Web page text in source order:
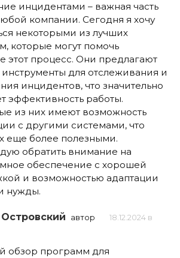
инцидентами – важная часть
компании. Сегодня я хочу
некоторыми из лучших
которые могут помочь
этот процесс. Они предлагают
для отслеживания и
инцидентов, что значительно
эффективность работы.
из них имеют возможность
с другими системами, что
еще более полезными.
обратить внимание на
обеспечение с хорошей
и возможностью адаптации
нужды.
автор
18.12.2024 в
обзор программ для